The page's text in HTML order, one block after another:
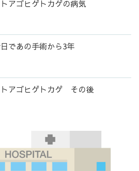
アゴヒゲトカゲの病気
であの手術から3年
アゴヒゲトカゲ その後